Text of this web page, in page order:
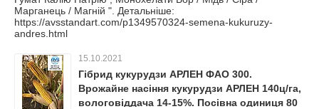
Марганець / Магній ". Детальніше:
https://avsstandart.com/p1349570324-semena-kukuruzy-
andres.html
15.10.2021
Гібрид кукурудзи АРЛЕН ФАО 300.
Врожайне насіння кукурудзи АРЛЕН 140ц/га,
вологовіддача 14-15%. Посівна одиниця 80